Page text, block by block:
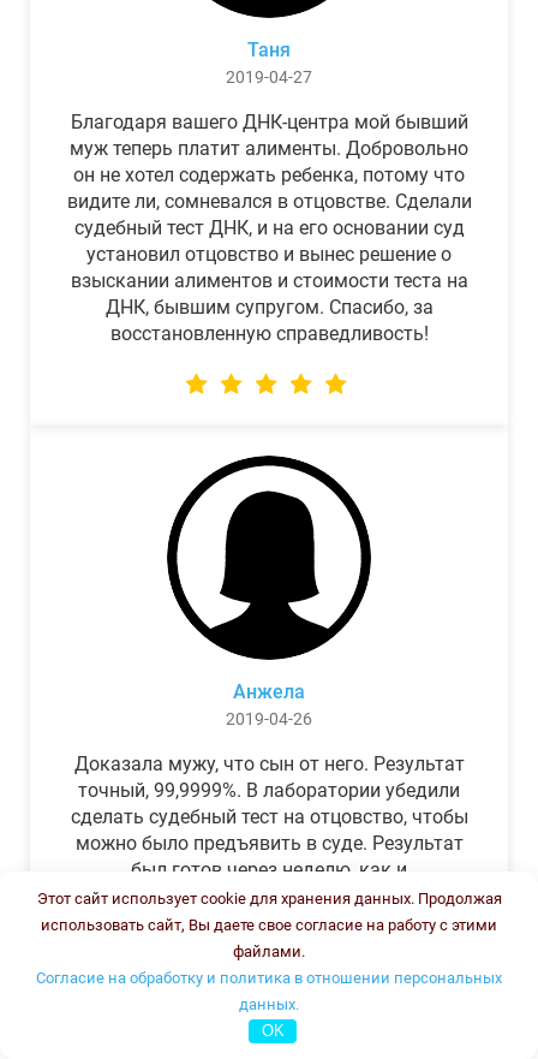
Таня
2019-04-27
Благодаря вашего ДНК-центра мой бывший
муж теперь платит алименты. Добровольно
он не хотел содержать ребенка, потому что
видите ли, сомневался в отцовстве. Сделали
судебный тест ДНК, и на его основании суд
установил отцовство и вынес решение о
взыскании алиментов и стоимости теста на
ДНК, бывшим супругом. Спасибо, за
восстановленную справедливость!
Анжела
2019-04-26
Доказала мужу, что сын от него. Результат
точный, 99,9999%. В лаборатории убедили
сделать судебный тест на отцовство, чтобы
можно было предъявить в суде. Результат
был готов через неделю, как и
обещали.Теперь муж бегает и извиняется.
Этот сайт использует cookie для хранения данных. Продолжая
использовать сайт, Вы даете свое согласие на работу с этими
файлами.
Согласие на обработку и политика в отношении персональных
данных.
OK